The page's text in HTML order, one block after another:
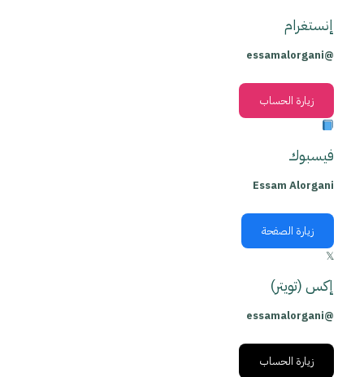
إنستغرام
@essamalorgani
زيارة الحساب
فيسبوك
Essam Alorgani
زيارة الصفحة
𝕏
إكس (تويتر)
@essamalorgani
زيارة الحساب